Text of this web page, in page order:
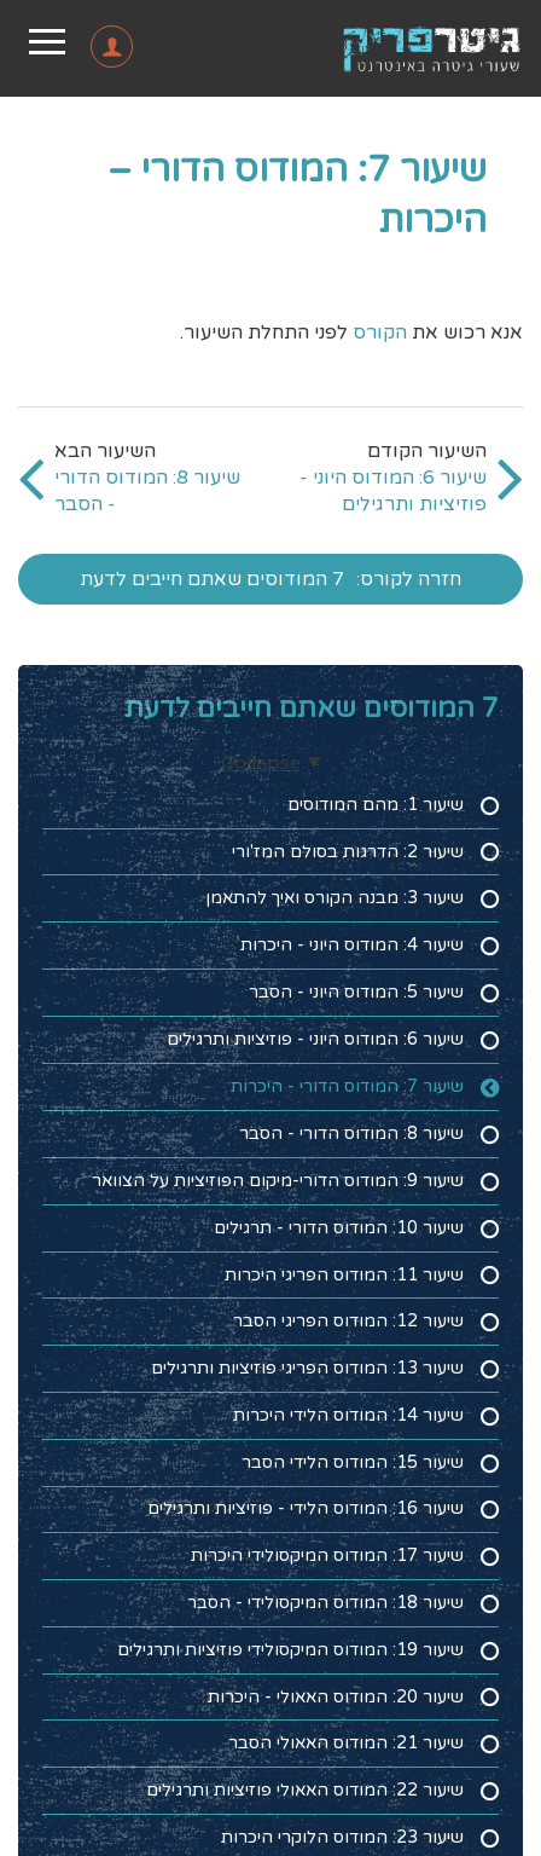
שיעור 7: המודוס הדורי –
היכרות
אנא רכוש את הקורס לפני התחלת השיעור.
שיעור 6: המודוס היוני -
פוזיציות ותרגילים
שיעור 8: המודוס הדורי
- הסבר
חזרה לקורס: 7 המודוסים שאתם חייבים לדעת
7 המודוסים שאתם חייבים לדעת
Collapse
שיעור 1: מהם המודוסים
שיעור 2: הדרגות בסולם המז'ורי
שיעור 3: מבנה הקורס ואיך להתאמן
שיעור 4: המודוס היוני - היכרות
שיעור 5: המודוס היוני - הסבר
שיעור 6: המודוס היוני - פוזיציות ותרגילים
שיעור 7: המודוס הדורי - היכרות
שיעור 8: המודוס הדורי - הסבר
שיעור 9: המודוס הדורי-מיקום הפוזיציות על הצוואר
שיעור 10: המודוס הדורי - תרגילים
שיעור 11: המודוס הפריגי היכרות
שיעור 12: המודוס הפריגי הסבר
שיעור 13: המודוס הפריגי פוזיציות ותרגילים
שיעור 14: המודוס הלידי היכרות
שיעור 15: המודוס הלידי הסבר
שיעור 16: המודוס הלידי - פוזיציות ותרגילים
שיעור 17: המודוס המיקסולידי היכרות
שיעור 18: המודוס המיקסולידי - הסבר
שיעור 19: המודוס המיקסולידי פוזיציות ותרגילים
שיעור 20: המודוס האאולי - היכרות
שיעור 21: המודוס האאולי הסבר
שיעור 22: המודוס האאולי פוזיציות ותרגילים
שיעור 23: המודוס הלוקרי היכרות